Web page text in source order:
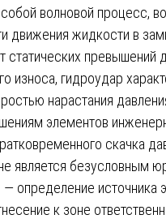
волновой процесс,
движения жидкости в
статических превышений
износа, гидроудар
нарастания
элементов
скачка
является безусловным
источника
к зоне